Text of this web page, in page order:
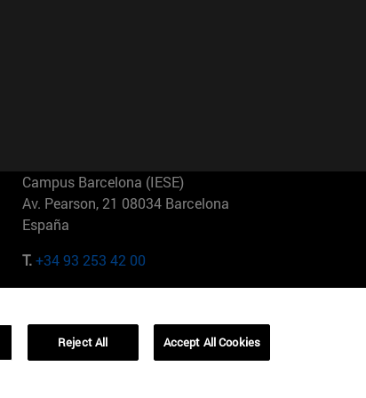
Campus Barcelona (IESE)
Av. Pearson, 21 08034 Barcelona
España
T.+34 93 253 42 00
01321001 Bela Vista Brasil
Reject All Accept All Cookies